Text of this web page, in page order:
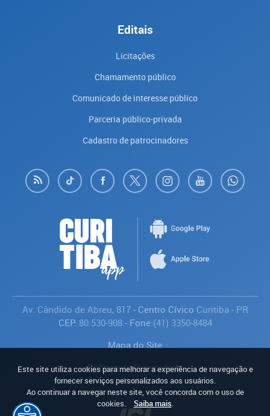
Editais
Licitações
Chamamento público
Comunicado de interesse público
Parceria público-privada
Cadastro de patrocinadores
Av. Cândido de Abreu, 817- Centro Cívico Curitiba - PR
CEP: 80.530-908- Fone:(41) 3350-8484
Mapa do Site
Política de Privacidade
Avaliar
Este site utiliza cookies para melhorar a experiência de navegação e
fornecer serviços personalizados aos usuários.
Ao continuar a navegar neste site, você concorda com o uso de
cookies.
Saiba mais.